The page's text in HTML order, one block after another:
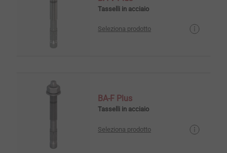
Tasselli in acciaio
Seleziona prodotto
BA-F Plus
Tasselli in acciaio
Seleziona prodotto